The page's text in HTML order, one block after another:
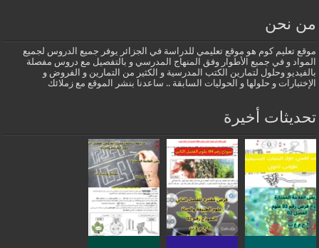
من نحن
موقع تعليم كوم هو موقع تعليمي للدراسة في الجزائر يوفر جميع الدروس لجميع
المواد و في جميع الأطوار وفق المنهاج المدرسي و بالتفصيل مع دروس مفصلة
بالفيديو وحلول لتمارين الكتب المدرسية و الكثير من التمارين و الفروض و
الإختبارات و حلولها و الحوليات السابقة .. ساعدنا بنشر الموقع مع زملائك
تحديثات أخيرة